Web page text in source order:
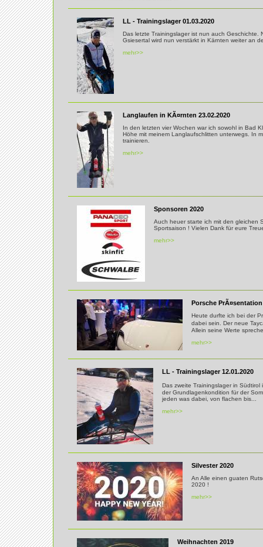
LL - Trainingslager 01.03.2020
Das letzte Trainingslager ist nun auch Geschichte.
Gsiesertal wird nun verstärkt in Kärnten weiter an
mehr>>
Langlaufen in KÃ¤rnten 23.02.2020
In den letzten vier Wochen war ich sowohl in Bad
Höhe mit meinem Langlaufschlitten unterwegs. In
trainieren.
mehr>>
Sponsoren 2020
Auch heuer starte ich mit den gleichen
Sportsaison ! Vielen Dank für eure
mehr>>
Porsche PrÃ¤sentation
Heute durfte ich bei der
dabei sein. Der neue
Allein seine Werte
mehr>>
LL - Trainingslager 12.01.2020
Das zweite Trainingslager in
der Grundlagenkondition für der
jeden was dabei, von flachen bis...
mehr>>
Silvester 2020
An Alle einen guaten
2020 !
mehr>>
Weihnachten 2019